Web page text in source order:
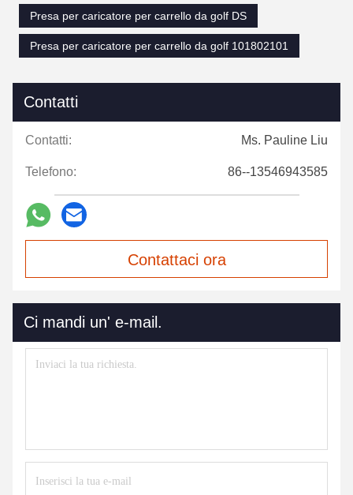
Presa per caricatore per carrello da golf DS
Presa per caricatore per carrello da golf 101802101
Contatti
Contatti: Ms. Pauline Liu
Telefono: 86--13546943585
Contattaci ora
Ci mandi un' e-mail.